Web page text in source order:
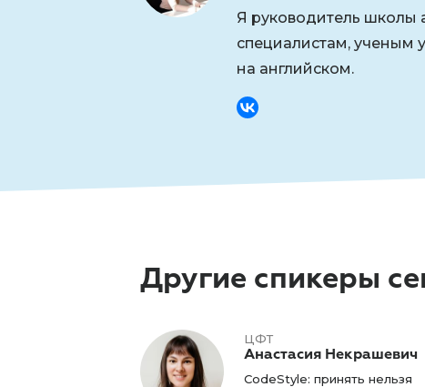
Я руководитель школы
специалистам, ученым
на английском.
Другие спикеры
ЦФТ
Анастасия Некрашевич
CodeStyle: принять нельзя